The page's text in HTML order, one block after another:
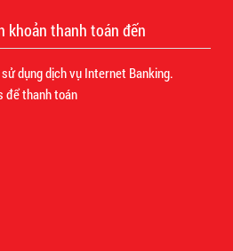
khoản thanh toán đến
dụng dịch vụ Internet Banking.
để thanh toán